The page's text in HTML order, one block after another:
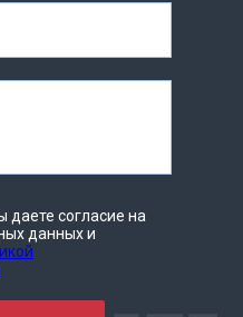
даете согласие на
данных и